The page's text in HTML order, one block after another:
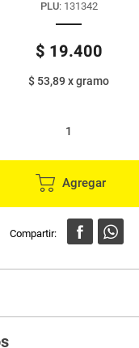
PLU: 131342
$ 19.400
$ 53,89 xgramo
Agregar
invertido (azúcar, agua,